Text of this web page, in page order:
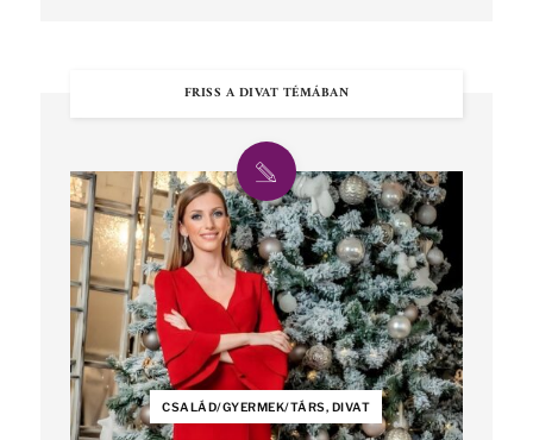
FRISS A DIVAT TÉMÁBAN
CSALÁD/GYERMEK/TÁRS, DIVAT